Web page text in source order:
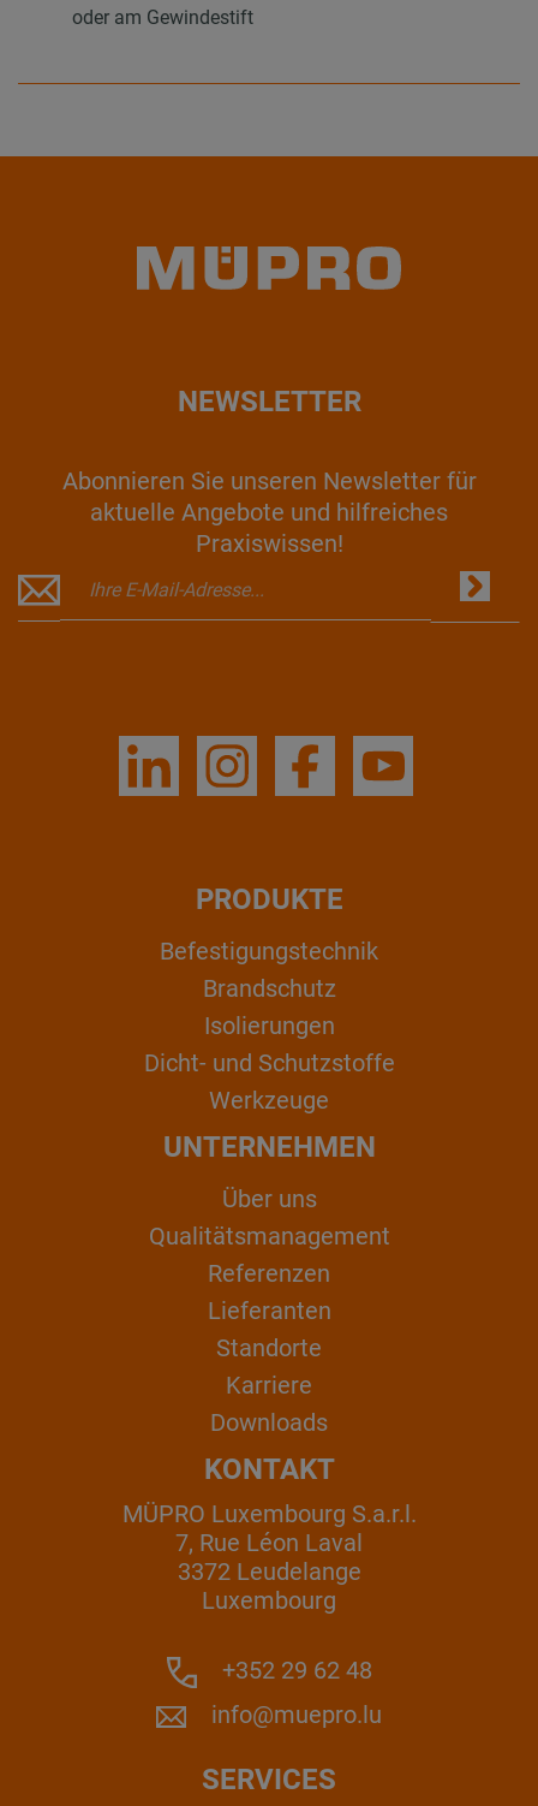
oder am Gewindestift
NEWSLETTER
Abonnieren Sie unseren Newsletter für
aktuelle Angebote und hilfreiches
Praxiswissen!
PRODUKTE
Befestigungstechnik
Brandschutz
Isolierungen
Dicht- und Schutzstoffe
Werkzeuge
UNTERNEHMEN
Über uns
Qualitätsmanagement
Referenzen
Lieferanten
Standorte
Karriere
Downloads
KONTAKT
MÜPRO Luxembourg S.a.r.l.
7, Rue Léon Laval
3372 Leudelange
Luxembourg
+352 29 62 48
info@muepro.lu
SERVICES